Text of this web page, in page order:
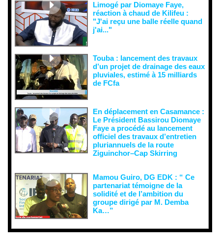
Limogé par Diomaye Faye,
réaction à chaud de Kilifeu :
"J'ai reçu une balle réelle quand
j'ai..."
Touba : lancement des travaux
d’un projet de drainage des eaux
pluviales, estimé à 15 milliards
de FCfa ‎
En déplacement en Casamance :
Le Président Bassirou Diomaye
Faye a procédé au lancement
officiel des travaux d’entretien
pluriannuels de la route
Ziguinchor–Cap Skirring
Mamou Guiro, DG EDK : “ Ce
partenariat témoigne de la
solidité et de l’ambition du
groupe dirigé par M. Demba
Ka…”